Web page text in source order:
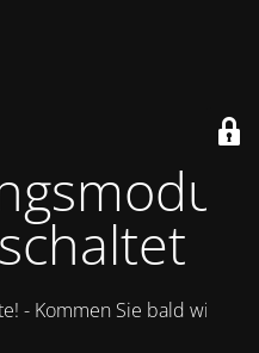
- Kommen Sie bald wieder.